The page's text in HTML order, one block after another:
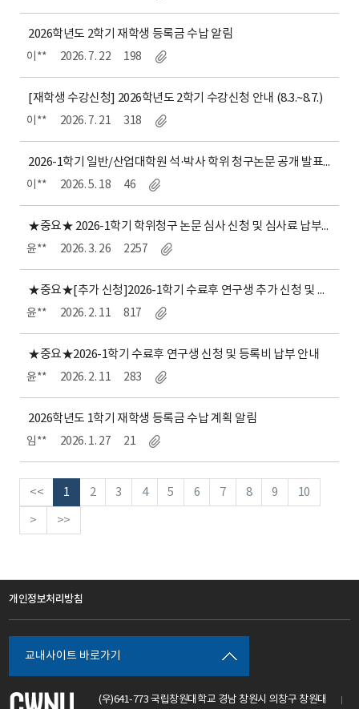
2026학년도 2학기 재학생 등록금 수납 알림
이** 2026. 7. 22 198
[재학생 수강신청] 2026학년도 2학기 수강신청 안내 (8.3.~8.7.)
이** 2026. 7. 21 318
2026-1학기 일반/산업대학원 석·박사 학위 청구논문 공개 발표 일정(안)
이** 2026. 5. 18 46
★중요★ 2026-1학기 학위청구 논문 심사 신청 및 심사료 납부 등 일정 안내
윤** 2026. 3. 26 2257
★중요★[추가 신청]2026-1학기 수료후 연구생 추가 신청 및 등록비 납부 안내
윤** 2026. 2. 11 817
★중요★2026-1학기 수료후 연구생 신청 및 등록비 납부 안내
윤** 2026. 2. 11 283
2026학년도 1학기 재학생 등록금 수납 계획 알림
임** 2026. 1. 27 21
<< 1 2 3 4 5 6 7 8 9 10
> >>
개인정보처리방침
교내사이트 바로가기
(우)641-773 국립창원대학교 경남 창원시 의창구 창원대